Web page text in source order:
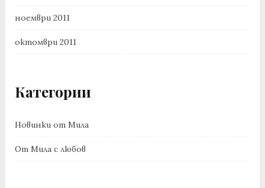
ноември 2011
октомври 2011
Категории
Новинки от Мила
От Мила с любов